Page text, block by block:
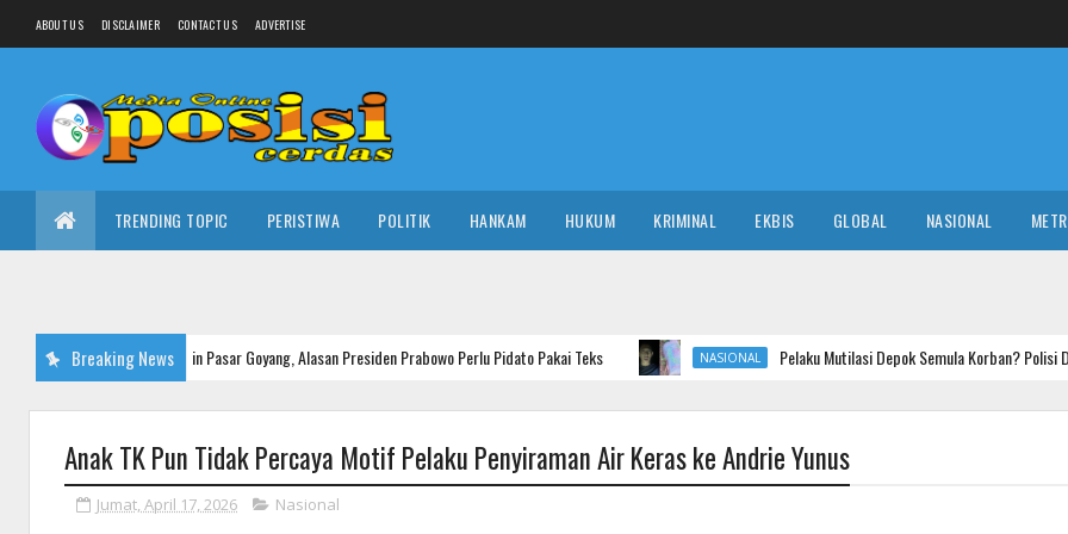
ABOUT US DISCLAIMER CONTACT US ADVERTISE
TRENDING TOPIC PERISTIWA POLITIK HANKAM HUKUM KRIMINAL EKBIS GLOBAL NASIONAL
Breaking News
Bisa Bikin Pasar Goyang, Alasan Presiden Prabowo Perlu Pidato Pakai Teks NASIONAL Pelaku Mutilasi Depok Semula Korban? Polisi Diminta Uji Klaim
Anak TK Pun Tidak Percaya Motif Pelaku Penyiraman Air Keras ke Andrie Yunus
Jumat, April 17, 2026 Nasional